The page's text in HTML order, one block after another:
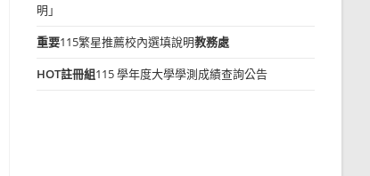
明」
重要115繁星推薦校內選填說明教務處
HOT註冊組115 學年度大學學測成績查詢公告